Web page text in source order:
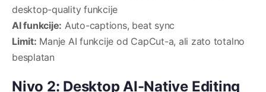
desktop-quality funkcije
AI funkcije: Auto-captions, beat sync
Limit: Manje AI funkcije od CapCut-a, ali zato totalno
besplatan
Nivo 2: Desktop AI-Native Editing